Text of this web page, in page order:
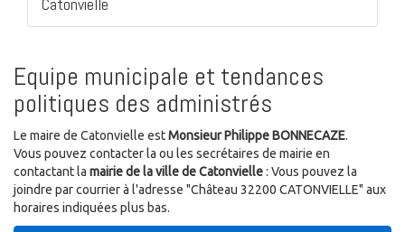
Equipe municipale et tendances
politiques des administrés
Le maire de Catonvielle estMonsieur Philippe BONNECAZE.
Vous pouvez contacter la ou les secrétaires de mairie en
contactant la mairie de la ville de Catonvielle: Vous pouvez la
joindre par courrier à l'adresse "Château 32200 CATONVIELLE" aux
horaires indiquées plus bas.